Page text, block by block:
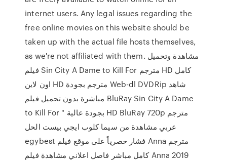
internet users. Any legal issues regarding the
free online movies on this website should be
taken up with the actual file hosts themselves,
as we're not affiliated with them. مشاهدة وتحميل
فيلم Sin City A Dame to Kill For مترجم HD كامل
اون لاين HD مترجم بجودة Web-dl DVDRip شاهد
مباشرة بدون تحميل فيلم BluRay Sin City A Dame
to Kill For " بجودة عالية HD BluRay 720p مترجم
عربي مشاهدة من سيما كلوب ايجي بيست الحل
egybest فشار حصرياً على موقع فيلم Anna مترجم
كامل مباشر فاصل اعلاني مشاهدة فيلم Anna 2019